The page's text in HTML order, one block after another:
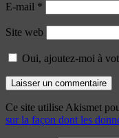
E-mail *
Site web
Oui, ajoutez-moi à
Ce site utilise Akismet
sur la façon dont les